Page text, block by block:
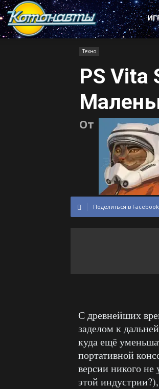
Котонавты
Техно
PS Vita
От
Поделиться в Facebook
С древнейших
заделом к
куда ещё
портативной
версии никого не
этой